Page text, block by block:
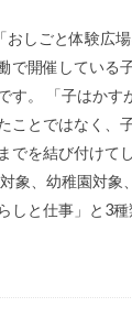
しごと体験広
で開催している
す。 「子はかす
ことではなく、
でを結び付けて
象、幼稚園対象
しと仕事」と3